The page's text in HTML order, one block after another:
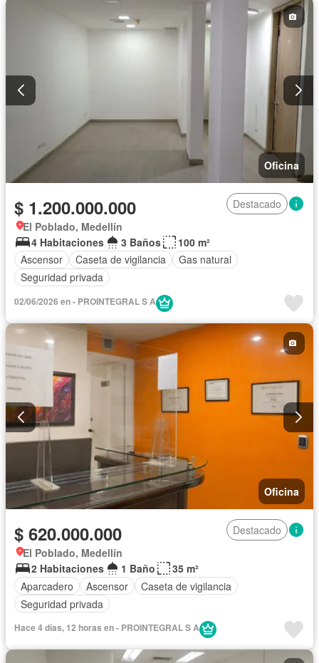
Oficina
$ 1.200.000.000
Destacado
El Poblado, Medellín
4 Habitaciones
3 Baños
100 m²
Ascensor
Caseta de vigilancia
Gas natural
Seguridad privada
02/06/2026 en - PROINTEGRAL S A
Oficina
$ 620.000.000
Destacado
El Poblado, Medellín
2 Habitaciones
1 Baño
35 m²
Aparcadero
Ascensor
Caseta de vigilancia
Seguridad privada
Hace 4 días, 12 horas en - PROINTEGRAL S A